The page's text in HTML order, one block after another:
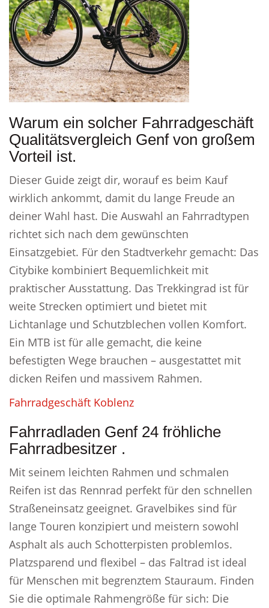
Warum ein solcher Fahrradgeschäft
Qualitätsvergleich Genf von großem
Vorteil ist.
Dieser Guide zeigt dir, worauf es beim Kauf
wirklich ankommt, damit du lange Freude an
deiner Wahl hast. Die Auswahl an Fahrradtypen
richtet sich nach dem gewünschten
Einsatzgebiet. Für den Stadtverkehr gemacht: Das
Citybike kombiniert Bequemlichkeit mit
praktischer Ausstattung. Das Trekkingrad ist für
weite Strecken optimiert und bietet mit
Lichtanlage und Schutzblechen vollen Komfort.
Ein MTB ist für alle gemacht, die keine
befestigten Wege brauchen – ausgestattet mit
dicken Reifen und massivem Rahmen.
Fahrradgeschäft Koblenz
Fahrradladen Genf 24 fröhliche
Fahrradbesitzer .
Mit seinem leichten Rahmen und schmalen
Reifen ist das Rennrad perfekt für den schnellen
Straßeneinsatz geeignet. Gravelbikes sind für
lange Touren konzipiert und meistern sowohl
Asphalt als auch Schotterpisten problemlos.
Platzsparend und flexibel – das Faltrad ist ideal
für Menschen mit begrenztem Stauraum. Finden
Sie die optimale Rahmengröße für sich: Die